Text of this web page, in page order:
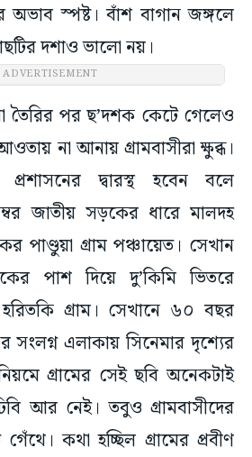
অভাব স্পষ্ট। বাঁশ বাগান জঙ্গলে
দশাও ভালো নয়।
ADVERTISEMENT
তৈরির পর ছ’দশক কেটে গেলেও
না আনায় গ্রামবাসীরা ক্ষুব্ধ।
দ্বারস্থ হবেন বলে
জাতীয় সড়কের ধারে মালদহ
পাণ্ডুয়া গ্রাম পঞ্চায়েত। সেখান
পাশ দিয়ে দু’কিমি ভিতরে
গ্রাম। সেখানে ৬০ বছর
এলাকায় সিনেমার দৃশ্যের
গ্রামের সেই ছবি অনেকটাই
আর নেই। তবুও গ্রামবাসীদের
কথা হচ্ছিল গ্রামের প্রবীণ